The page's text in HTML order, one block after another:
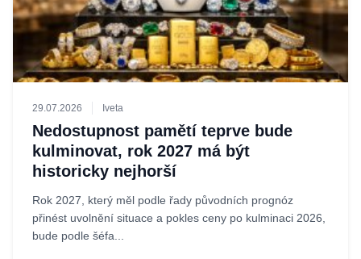
29.07.2026 Iveta
Nedostupnost pamětí teprve bude
kulminovat, rok 2027 má být
historicky nejhorší
Rok 2027, který měl podle řady původních prognóz
přinést uvolnění situace a pokles ceny po kulminaci 2026,
bude podle šéfa...